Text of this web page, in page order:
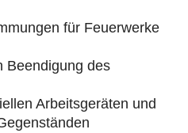
für Feuerwerke
Beendigung des
Arbeitsgeräten und